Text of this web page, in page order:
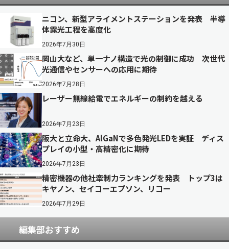
ニコン、新型アライメントステーションを発表 半導
体露光工程を高度化
2026年7月30日
岡山大など、単一ナノ構造で光の制御に成功 次世代
光通信やセンサーへの応用に期待
2026年7月28日
レーザー無線給電でエネルギーの制約を越える
2026年7月23日
阪大と立命大、AlGaNで多色発光LEDを実証 ディス
プレイの小型・高精密化に期待
2026年7月23日
精密機器の他社牽制力ランキングを発表 トップ3は
キヤノン、セイコーエプソン、リコー
2026年7月29日
編集部おすすめ